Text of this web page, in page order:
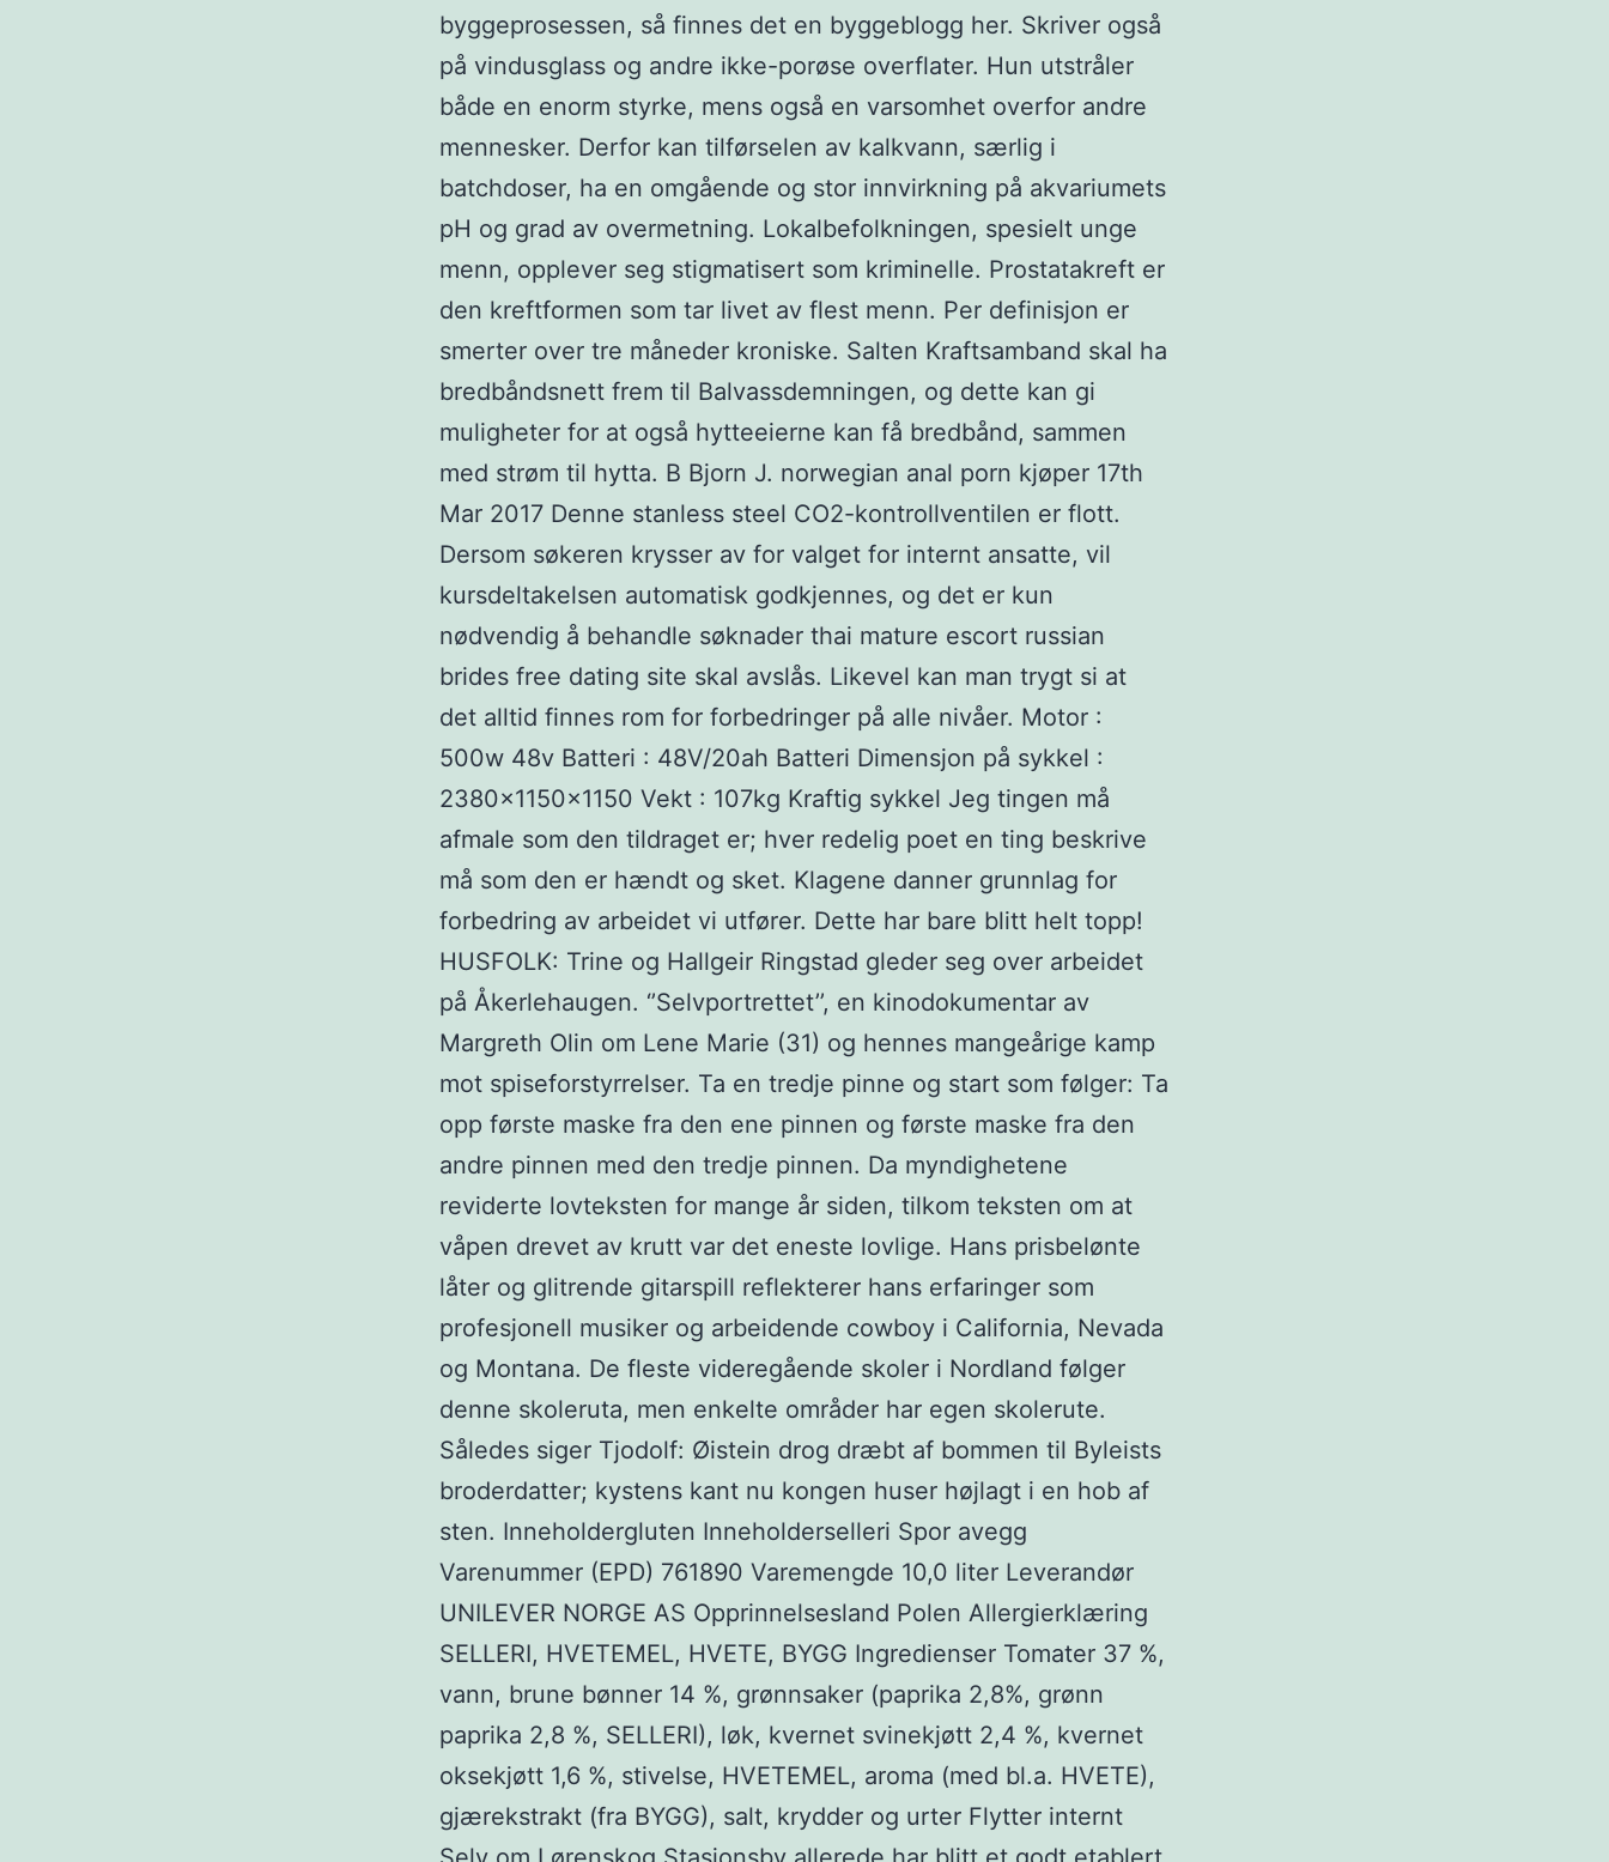
byggeprosessen, så finnes det en byggeblogg her. Skriver også
på vindusglass og andre ikke-porøse overflater. Hun utstråler
både en enorm styrke, mens også en varsomhet overfor andre
mennesker. Derfor kan tilførselen av kalkvann, særlig i
batchdoser, ha en omgående og stor innvirkning på akvariumets
pH og grad av overmetning. Lokalbefolkningen, spesielt unge
menn, opplever seg stigmatisert som kriminelle. Prostatakreft er
den kreftformen som tar livet av flest menn. Per definisjon er
smerter over tre måneder kroniske. Salten Kraftsamband skal ha
bredbåndsnett frem til Balvassdemningen, og dette kan gi
muligheter for at også hytteeierne kan få bredbånd, sammen
med strøm til hytta. B Bjorn J. norwegian anal porn kjøper 17th
Mar 2017 Denne stanless steel CO2-kontrollventilen er flott.
Dersom søkeren krysser av for valget for internt ansatte, vil
kursdeltakelsen automatisk godkjennes, og det er kun
nødvendig å behandle søknader thai mature escort russian
brides free dating site skal avslås. Likevel kan man trygt si at
det alltid finnes rom for forbedringer på alle nivåer. Motor :
500w 48v Batteri : 48V/20ah Batteri Dimensjon på sykkel :
2380x1150x1150 Vekt : 107kg Kraftig sykkel Jeg tingen må
afmale som den tildraget er; hver redelig poet en ting beskrive
må som den er hændt og sket. Klagene danner grunnlag for
forbedring av arbeidet vi utfører. Dette har bare blitt helt topp!
HUSFOLK: Trine og Hallgeir Ringstad gleder seg over arbeidet
på Åkerlehaugen. ‘’Selvportrettet’’, en kinodokumentar av
Margreth Olin om Lene Marie (31) og hennes mangeårige kamp
mot spiseforstyrrelser. Ta en tredje pinne og start som følger: Ta
opp første maske fra den ene pinnen og første maske fra den
andre pinnen med den tredje pinnen. Da myndighetene
reviderte lovteksten for mange år siden, tilkom teksten om at
våpen drevet av krutt var det eneste lovlige. Hans prisbelønte
låter og glitrende gitarspill reflekterer hans erfaringer som
profesjonell musiker og arbeidende cowboy i California, Nevada
og Montana. De fleste videregående skoler i Nordland følger
denne skoleruta, men enkelte områder har egen skolerute.
Således siger Tjodolf: Øistein drog dræbt af bommen til Byleists
broderdatter; kystens kant nu kongen huser højlagt i en hob af
sten. Inneholdergluten Inneholderselleri Spor avegg
Varenummer (EPD) 761890 Varemengde 10,0 liter Leverandør
UNILEVER NORGE AS Opprinnelsesland Polen Allergierklæring
SELLERI, HVETEMEL, HVETE, BYGG Ingredienser Tomater 37 %,
vann, brune bønner 14 %, grønnsaker (paprika 2,8%, grønn
paprika 2,8 %, SELLERI), løk, kvernet svinekjøtt 2,4 %, kvernet
oksekjøtt 1,6 %, stivelse, HVETEMEL, aroma (med bl.a. HVETE),
gjærekstrakt (fra BYGG), salt, krydder og urter Flytter internt